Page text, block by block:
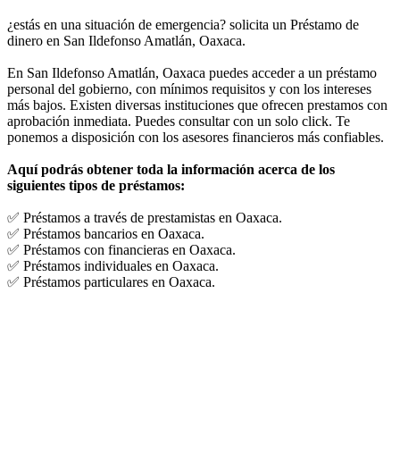
¿estás en una situación de emergencia? solicita un Préstamo de
dinero en San Ildefonso Amatlán, Oaxaca.
En San Ildefonso Amatlán, Oaxaca puedes acceder a un préstamo
personal del gobierno, con mínimos requisitos y con los intereses
más bajos. Existen diversas instituciones que ofrecen prestamos con
aprobación inmediata. Puedes consultar con un solo click. Te
ponemos a disposición con los asesores financieros más confiables.
Aquí podrás obtener toda la información acerca de los
siguientes tipos de préstamos:
✅ Préstamos a través de prestamistas en Oaxaca.
✅ Préstamos bancarios en Oaxaca.
✅ Préstamos con financieras en Oaxaca.
✅ Préstamos individuales en Oaxaca.
✅ Préstamos particulares en Oaxaca.